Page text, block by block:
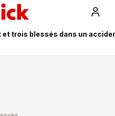
et trois blessés dans un